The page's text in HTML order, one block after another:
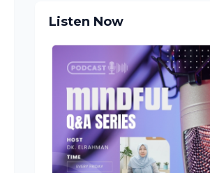
Listen Now